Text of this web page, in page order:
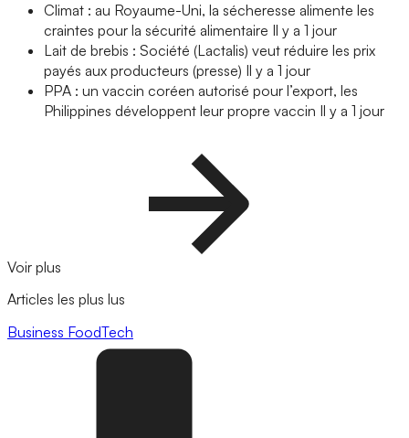
Climat : au Royaume-Uni, la sécheresse alimente les
craintes pour la sécurité alimentaire Il y a 1 jour
Lait de brebis : Société (Lactalis) veut réduire les prix
payés aux producteurs (presse) Il y a 1 jour
PPA : un vaccin coréen autorisé pour l’export, les
Philippines développent leur propre vaccin Il y a 1 jour
Voir plus
Articles les plus lus
Business FoodTech